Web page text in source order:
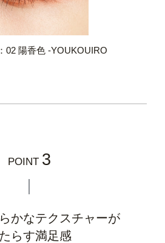
02 陽香色 -YOUKOUIRO
POINT 3
かなテクスチャーが
らす満足感